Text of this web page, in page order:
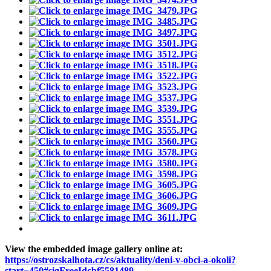
View the embedded image gallery online at:
https://ostrozskalhota.cz/cs/aktuality/deni-v-obci-a-okoli?